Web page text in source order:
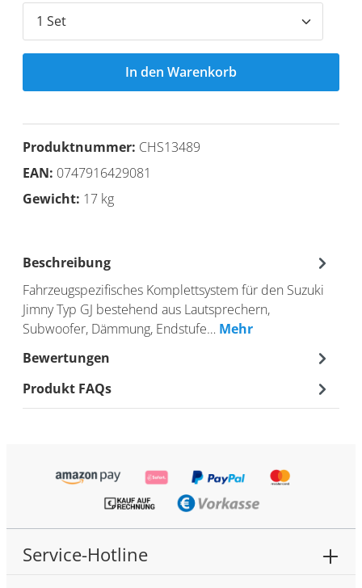
In den Warenkorb
Produktnummer: CHS13489
EAN: 0747916429081
Gewicht: 17 kg
Beschreibung
Fahrzeugspezifisches Komplettsystem für den Suzuki
Jimny Typ GJ bestehend aus Lautsprechern,
Subwoofer, Dämmung, Endstufe… Mehr
Bewertungen
Produkt FAQs
Service-Hotline